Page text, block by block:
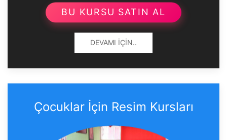
BU KURSU SATIN AL
DEVAMI İÇIN..
Çocuklar İçin Resim Kursları